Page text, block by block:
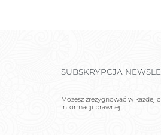
SUBSKRYPCJA
Możesz zrezygnować w każdej
informacji prawnej.